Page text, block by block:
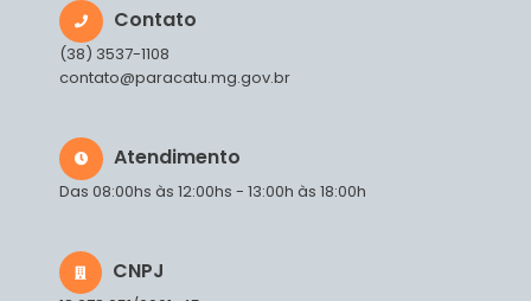
Contato
(38) 3537-1108
contato@paracatu.mg.gov.br
Atendimento
Das 08:00hs às 12:00hs - 13:00h às 18:00h
CNPJ